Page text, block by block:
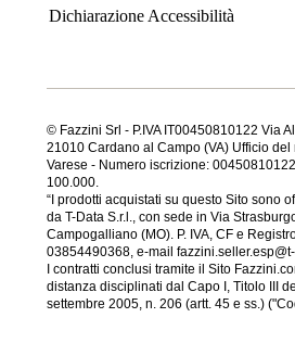
Dichiarazione Accessibilità
© Fazzini Srl - P.IVA IT00450810122 Via
21010 Cardano al Campo (VA) Ufficio
Varese - Numero iscrizione:
100.000.
“I prodotti acquistati su questo Sito sono
da T-Data S.r.l., con sede in Via
Campogalliano (MO). P. IVA, CF e
03854490368, e-mail
I contratti conclusi tramite il Sito
distanza disciplinati dal Capo I, Titolo III
settembre 2005, n. 206 (artt. 45 e ss.)